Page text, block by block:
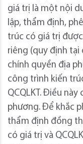
giá trị là một nội
lập, thẩm định,
trúc có giá trị
riêng (quy định tại
chính quyền địa
công trình kiến
QCQLKT. Điều
phương. Để khắc
thẩm định đồng
có giá trị và